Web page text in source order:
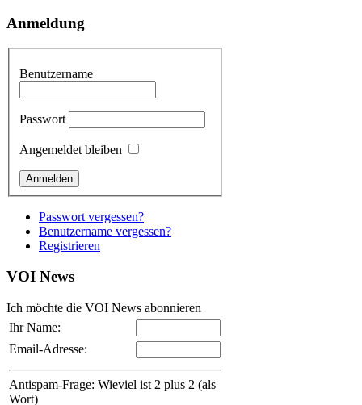
Anmeldung
Benutzername
Passwort
Angemeldet bleiben
Passwort vergessen?
Benutzername vergessen?
Registrieren
VOI News
Ich möchte die VOI News abonnieren
Ihr Name:
Email-Adresse:
Antispam-Frage: Wieviel ist 2 plus 2 (als
Wort)